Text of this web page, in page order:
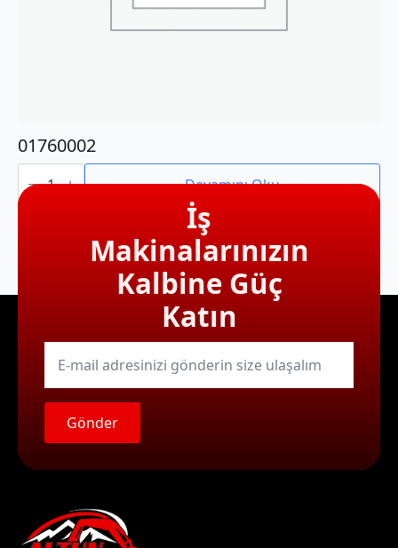
01760002
01760002
adet Devamını Oku
İş
Makinalarınızın
Kalbine Güç
Katın
E-
mail
Gönder